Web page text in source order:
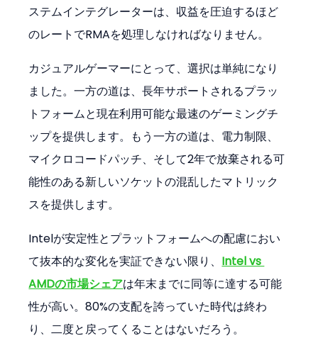
ステムインテグレーターは、収益を圧迫するほど
のレートでRMAを処理しなければなりません。
カジュアルゲーマーにとって、選択は単純になり
ました。一方の道は、長年サポートされるプラッ
トフォームと現在利用可能な最速のゲーミングチ
ップを提供します。もう一方の道は、電力制限、
マイクロコードパッチ、そして2年で放棄される可
能性のある新しいソケットの混乱したマトリック
スを提供します。
Intelが安定性とプラットフォームへの配慮におい
て抜本的な変化を実証できない限り、 Intel vs
AMDの市場シェアは年末までに同等に達する可能
性が高い。80%の支配を誇っていた時代は終わ
り、二度と戻ってくることはないだろう。